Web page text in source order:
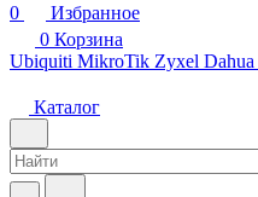
0
Избранное
0 Корзина
Ubiquiti MikroTik Zyxel Dahua
Каталог